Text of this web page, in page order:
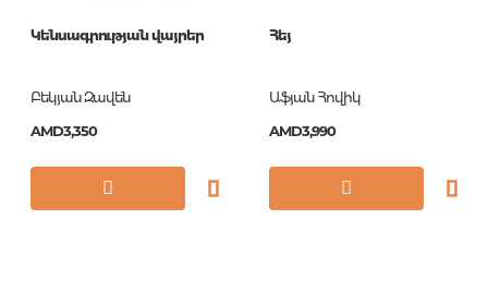
Կենսագրության վայրեր
Բեկյան Զավեն
AMD3,350
Հեյ
Աֆյան Հովիկ
AMD3,990